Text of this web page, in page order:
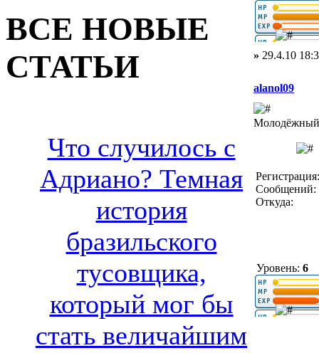
ВСЕ НОВЫЕ
СТАТЬИ
Что случилось с
Адриано? Темная
история
бразильского
тусовщика,
который мог бы
стать величайшим
» 29.4.10
alanol09
Молодёжный
Сообщений:
Откуда:
Уровень: 6